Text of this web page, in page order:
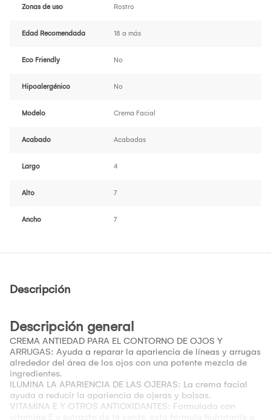
Zonas de uso Rostro
Edad Recomendada 18 a más
Eco Friendly No
Hipoalergénico No
Modelo Crema Facial
Acabado Acabadas
Largo 4
Alto 7
Ancho 7
Descripción
Descripción general
CREMA ANTIEDAD PARA EL CONTORNO DE OJOS Y
ARRUGAS: Ayuda a reparar la apariencia de líneas y arrugas
alrededor del área de los ojos con una potente mezcla de
ingredientes.
ILUMINA LA APARIENCIA DE LAS OJERAS: La crema facial
ayuda a reducir la apariencia de ojeras y bolsas.
VITAMINA E Y OTROS ANTIOXIDANTES: Formulada con